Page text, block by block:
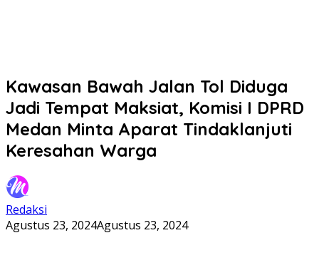
Kawasan Bawah Jalan Tol Diduga
Jadi Tempat Maksiat, Komisi I DPRD
Medan Minta Aparat Tindaklanjuti
Keresahan Warga
Redaksi
Agustus 23, 2024Agustus 23, 2024